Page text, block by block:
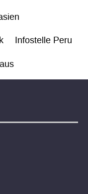
Infostelle Peru